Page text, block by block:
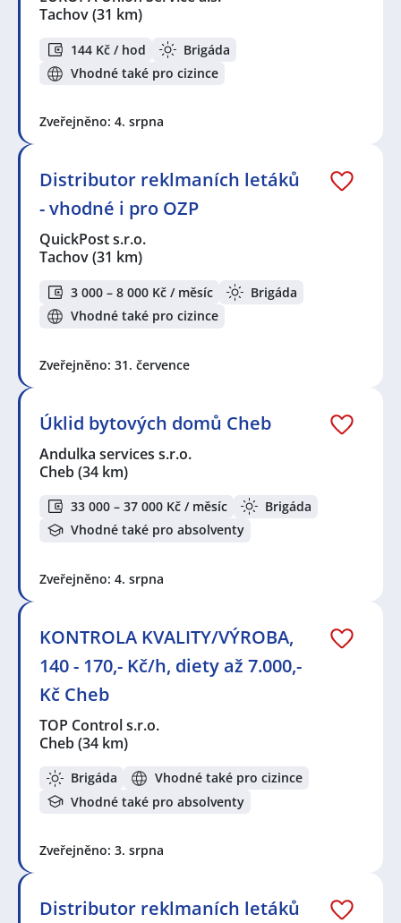
Tachov(31 km)
144 Kč / hod
Brigáda
Vhodné také pro cizince
Zveřejněno: 4. srpna
Distributor reklmaních letáků
- vhodné i pro OZP
QuickPost s.r.o.
Tachov(31 km)
3 000 – 8 000 Kč / měsíc
Brigáda
Vhodné také pro cizince
Zveřejněno: 31. července
Úklid bytových domů Cheb
Andulka services s.r.o.
Cheb(34 km)
33 000 – 37 000 Kč / měsíc
Brigáda
Vhodné také pro absolventy
Zveřejněno: 4. srpna
KONTROLA KVALITY/VÝROBA,
140 - 170,- Kč/h, diety až 7.000,-
Kč Cheb
TOP Control s.r.o.
Cheb(34 km)
Brigáda
Vhodné také pro cizince
Vhodné také pro absolventy
Zveřejněno: 3. srpna
Distributor reklmaních letáků